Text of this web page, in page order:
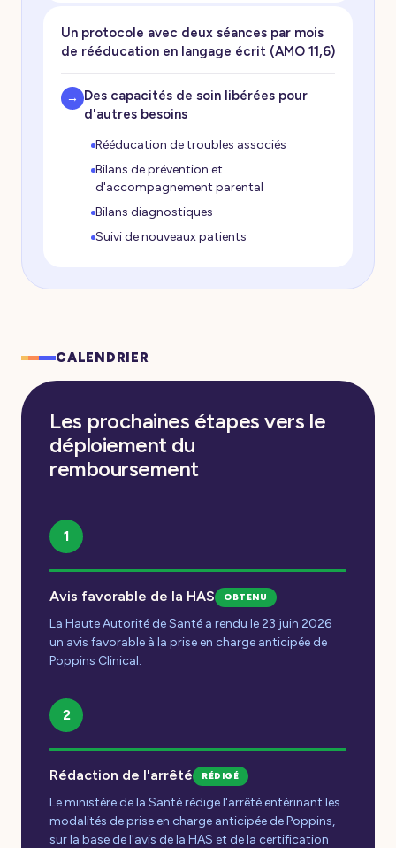
Un protocole avec deux séances par mois
de rééducation en langage écrit (AMO 11,6)
→ Des capacités de soin libérées pour
d'autres besoins
Rééducation de troubles associés
Bilans de prévention et
d'accompagnement parental
Bilans diagnostiques
Suivi de nouveaux patients
CALENDRIER
Les prochaines étapes vers le
déploiement du
remboursement
1
Avis favorable de la HAS OBTENU
La Haute Autorité de Santé a rendu le 23 juin 2026
un avis favorable à la prise en charge anticipée de
Poppins Clinical.
2
Rédaction de l'arrêté RÉDIGÉ
Le ministère de la Santé rédige l'arrêté entérinant les
modalités de prise en charge anticipée de Poppins,
sur la base de l'avis de la HAS et de la certification